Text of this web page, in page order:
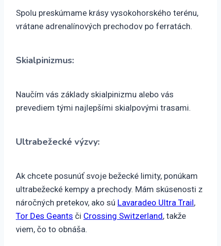
Spolu preskúmame krásy vysokohorského terénu,
vrátane adrenalínových prechodov po ferratách.
Skialpinizmus:
Naučím vás základy skialpinizmu alebo vás
prevediem tými najlepšími skialpovými trasami.
Ultrabežecké výzvy:
Ak chcete posunúť svoje bežecké limity, ponúkam
ultrabežecké kempy a prechody. Mám skúsenosti z
náročných pretekov, ako sú Lavaradeo Ultra Trail,
Tor Des Geants či Crossing Switzerland, takže
viem, čo to obnáša.